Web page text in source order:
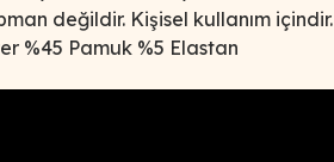
değildir. Kişisel kullanım içindir.
%45 Pamuk %5 Elastan